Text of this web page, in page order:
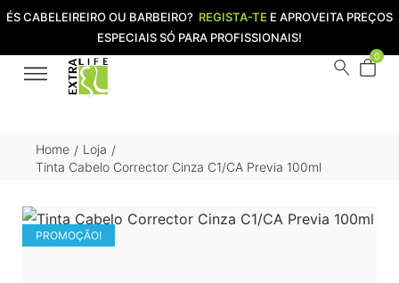
ÉS CABELEIREIRO OU BARBEIRO? REGISTA-TE E APROVEITA PREÇOS
ESPECIAIS SÓ PARA PROFISSIONAIS!
0
Home / Loja /
Tinta Cabelo Corrector Cinza C1/CA Previa 100ml
PROMOÇÃO!